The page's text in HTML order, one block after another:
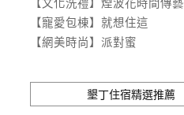
【文化洗禮】煙波花時間傳藝
【寵愛包棟】就想住這
【網美時尚】派對蜜
墾丁住宿精選推薦